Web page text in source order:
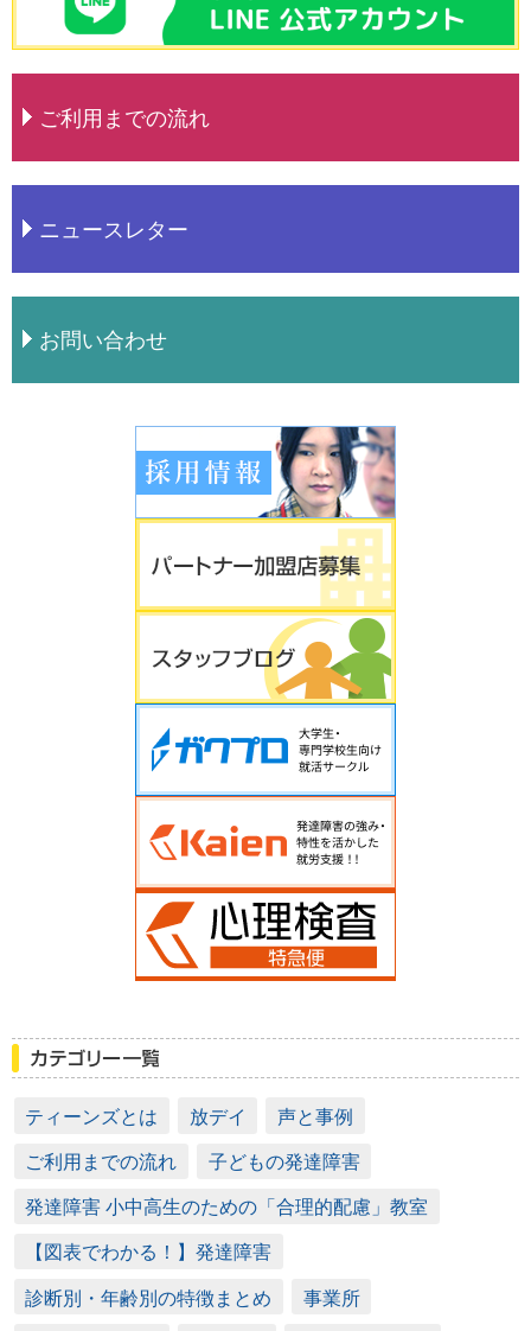
ご利用までの流れ
ニュースレター
お問い合わせ
ティーンズとは 放デイ 声と事例
ご利用までの流れ 子どもの発達障害
発達障害 小中高生のための「合理的配慮」教室
【図表でわかる！】発達障害
診断別・年齢別の特徴まとめ 事業所